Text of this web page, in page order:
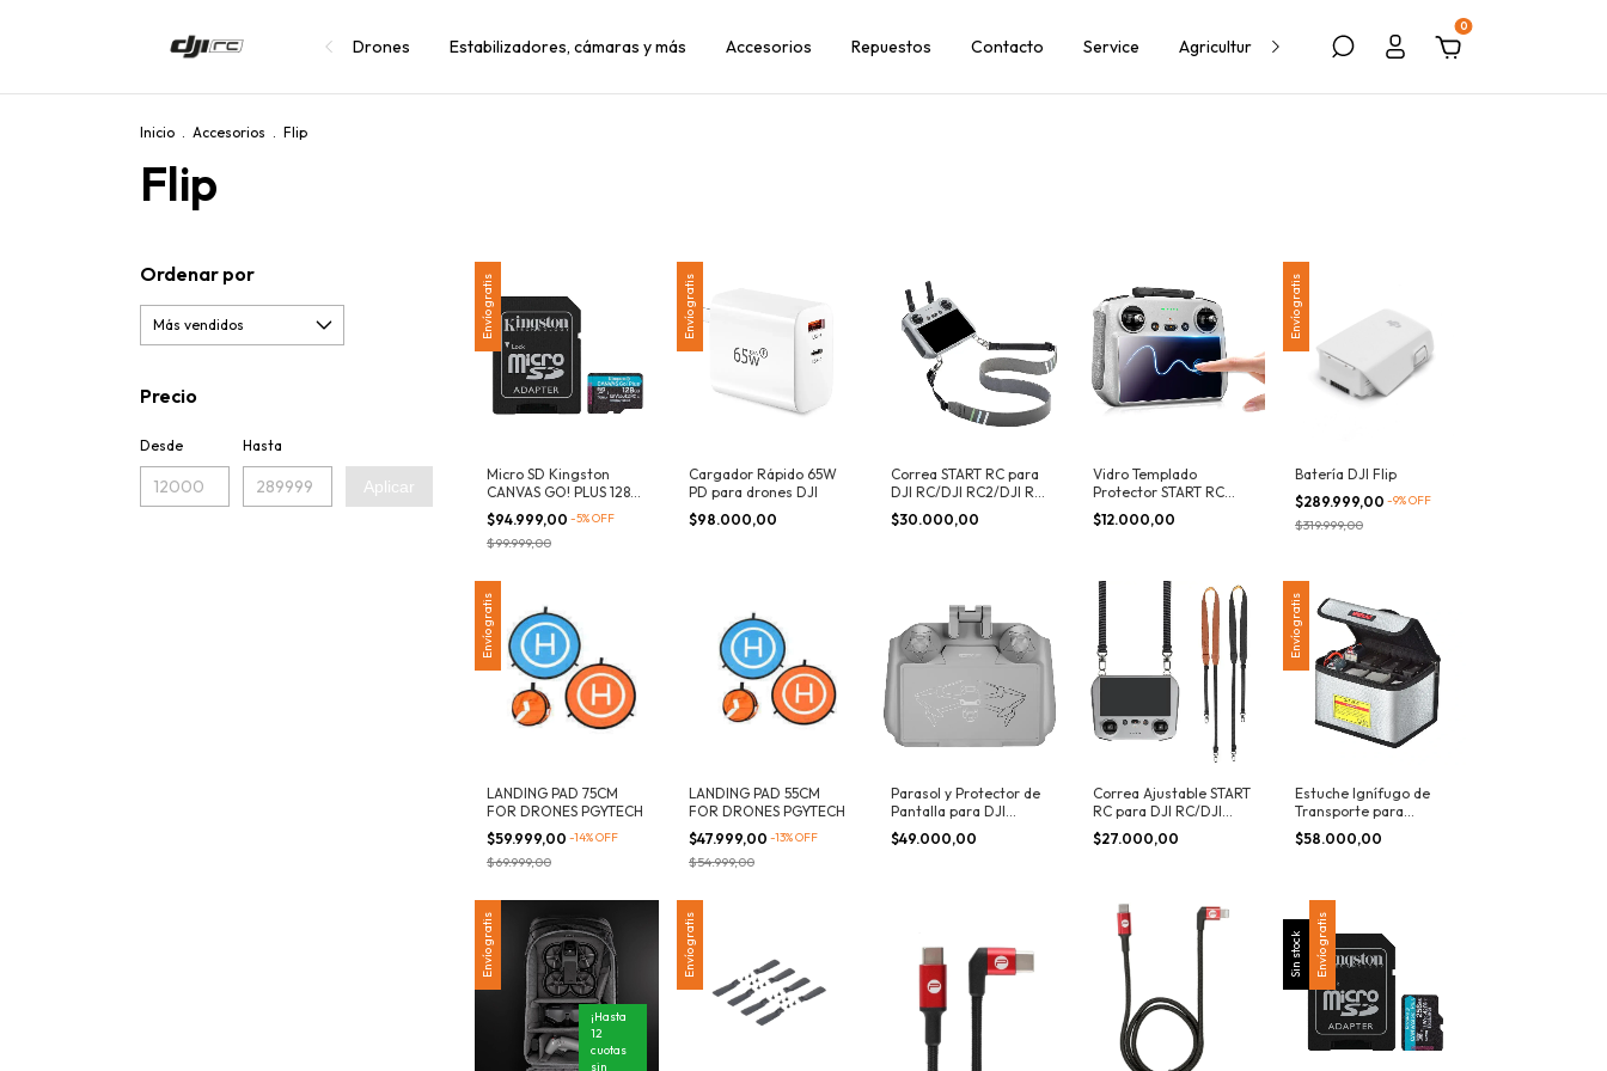
Drones Estabilizadores, cámaras y más Accesorios Repuestos Contacto Service Agricultura Política de Devolución
0
Inicio . Accesorios . Flip
Flip
Ordenar por
Precio
Desde Hasta
Aplicar
Envío gratis
Micro SD Kingston
CANVAS GO! PLUS 128
GB
$94.999,00 -5%OFF
$99.999,00
Envío gratis
Cargador Rápido 65W
PD para drones DJI
$98.000,00
Correa START RC para
DJI RC/DJI RC2/DJI RC
PRO/RC PLUS
$30.000,00
Vidro Templado
Protector START RC
para DJI RC/DJI RC2
$12.000,00
Envío gratis
Batería DJI Flip
$289.999,00 -9%OFF
$319.999,00
Envío gratis
LANDING PAD 75CM
FOR DRONES PGYTECH
$59.999,00 -14%OFF
$69.999,00
LANDING PAD 55CM
FOR DRONES PGYTECH
$47.999,00 -13%OFF
$54.999,00
Parasol y Protector de
Pantalla para DJI
RC/RC2
$49.000,00
Correa Ajustable START
RC para DJI RC/DJI
RC2/DJI RC PRO
$27.000,00
Envío gratis
Estuche Ignífugo de
Transporte para
Baterías LiPo
$58.000,00
Envío gratis
¡Hasta
12
cuotas
sin
Envío gratis Sin stock Envío gratis